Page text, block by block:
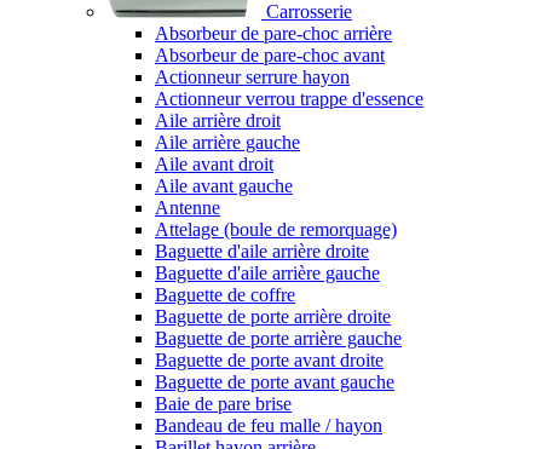
Carrosserie
Absorbeur de pare-choc arrière
Absorbeur de pare-choc avant
Actionneur serrure hayon
Actionneur verrou trappe d'essence
Aile arrière droit
Aile arrière gauche
Aile avant droit
Aile avant gauche
Antenne
Attelage (boule de remorquage)
Baguette d'aile arrière droite
Baguette d'aile arrière gauche
Baguette de coffre
Baguette de porte arrière droite
Baguette de porte arrière gauche
Baguette de porte avant droite
Baguette de porte avant gauche
Baie de pare brise
Bandeau de feu malle / hayon